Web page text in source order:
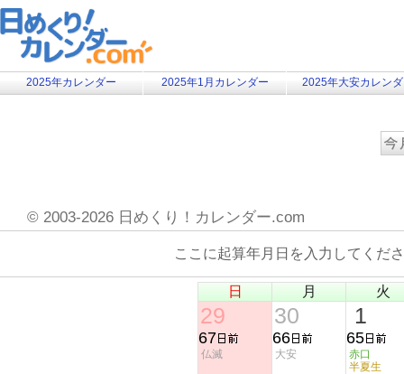
2025年カレンダー 2025年1月カレンダー 2025年大安カレン
© 2003-2026 日めくり！カレンダー.com
ここに起算年月日を入力してく
日 月 火
29
67
仏滅
30
66
大安
1
65
赤口
半夏生